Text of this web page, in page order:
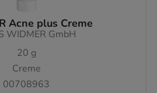
Acne plus Creme
WIDMER GmbH
20 g
Creme
00708963